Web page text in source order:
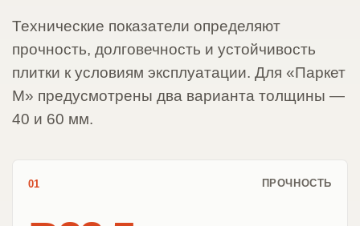
Технические показатели определяют
прочность, долговечность и устойчивость
плитки к условиям эксплуатации. Для «Паркет
М» предусмотрены два варианта толщины —
40 и 60 мм.
01 ПРОЧНОСТЬ